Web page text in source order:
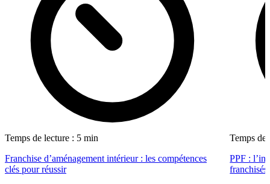
Temps de lecture : 5 min
Franchise d’aménagement intérieur : les compétences
clés pour réussir
Temps de
PPF :
franchisés